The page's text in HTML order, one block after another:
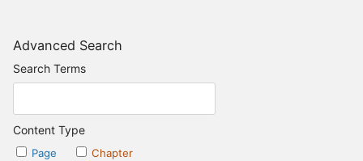
Advanced Search
Search Terms
Content Type
Page
Chapter